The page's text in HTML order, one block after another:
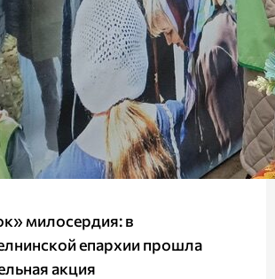
милосердия: в
епархии прошла
акция